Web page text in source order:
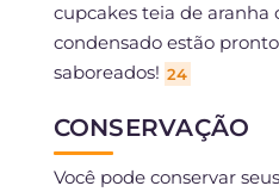
cupcakes teia de aranha
condensado estão
saboreados! 24
CONSERVAÇÃO
Você pode conservar